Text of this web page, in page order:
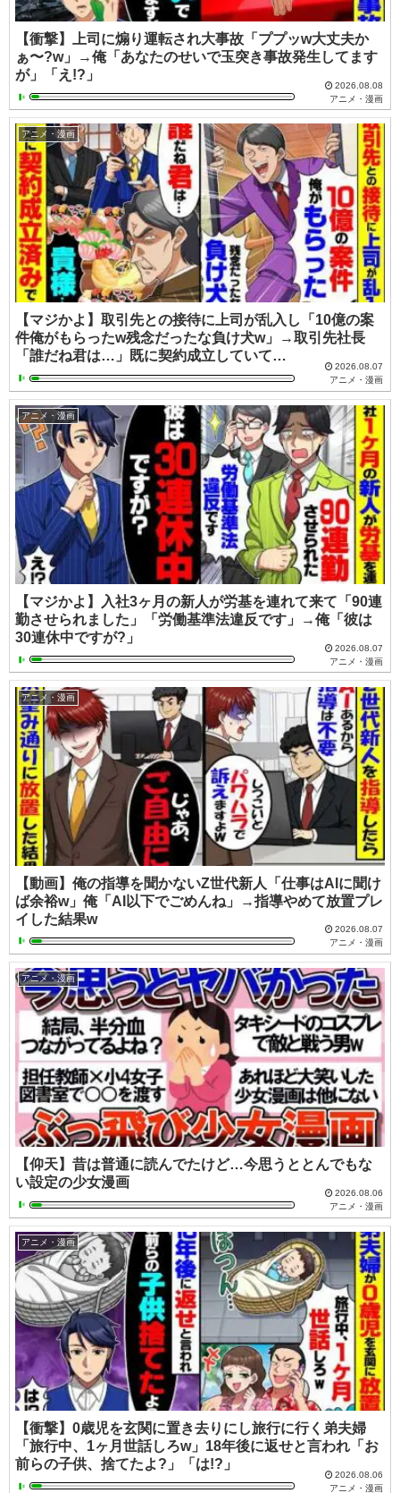
【衝撃】上司に煽り運転され大事故「ププッw大丈夫か
ぁ〜?w」→俺「あなたのせいで玉突き事故発生してます
が」「え!?」
2026.08.08
アニメ・漫画
アニメ・漫画
【マジかよ】取引先との接待に上司が乱入し「10億の案
件俺がもらったw残念だったな負け犬w」→取引先社長
「誰だね君は…」既に契約成立していて…
2026.08.07
アニメ・漫画
アニメ・漫画
【マジかよ】入社3ヶ月の新人が労基を連れて来て「90連
勤させられました」「労働基準法違反です」→俺「彼は
30連休中ですが?」
2026.08.07
アニメ・漫画
アニメ・漫画
【動画】俺の指導を聞かないZ世代新人「仕事はAIに聞け
ば余裕w」俺「AI以下でごめんね」→指導やめて放置プレ
イした結果w
2026.08.07
アニメ・漫画
アニメ・漫画
【仰天】昔は普通に読んでたけど…今思うととんでもな
い設定の少女漫画
2026.08.06
アニメ・漫画
アニメ・漫画
【衝撃】0歳児を玄関に置き去りにし旅行に行く弟夫婦
「旅行中、1ヶ月世話しろw」18年後に返せと言われ「お
前らの子供、捨てたよ?」「は!?」
2026.08.06
アニメ・漫画